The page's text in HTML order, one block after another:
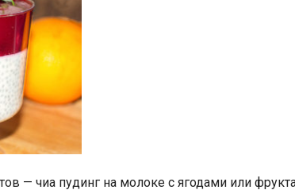
— чиа пудинг на молоке с ягодами или